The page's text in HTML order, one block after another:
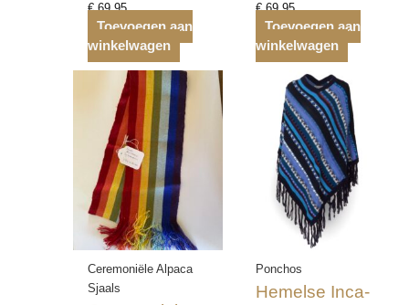
€69,95
Toevoegen aan
winkelwagen
€69,95
Toevoegen aan
winkelwagen
Ceremoniële Alpaca
Sjaals
Ponchos
Hemelse Inca-